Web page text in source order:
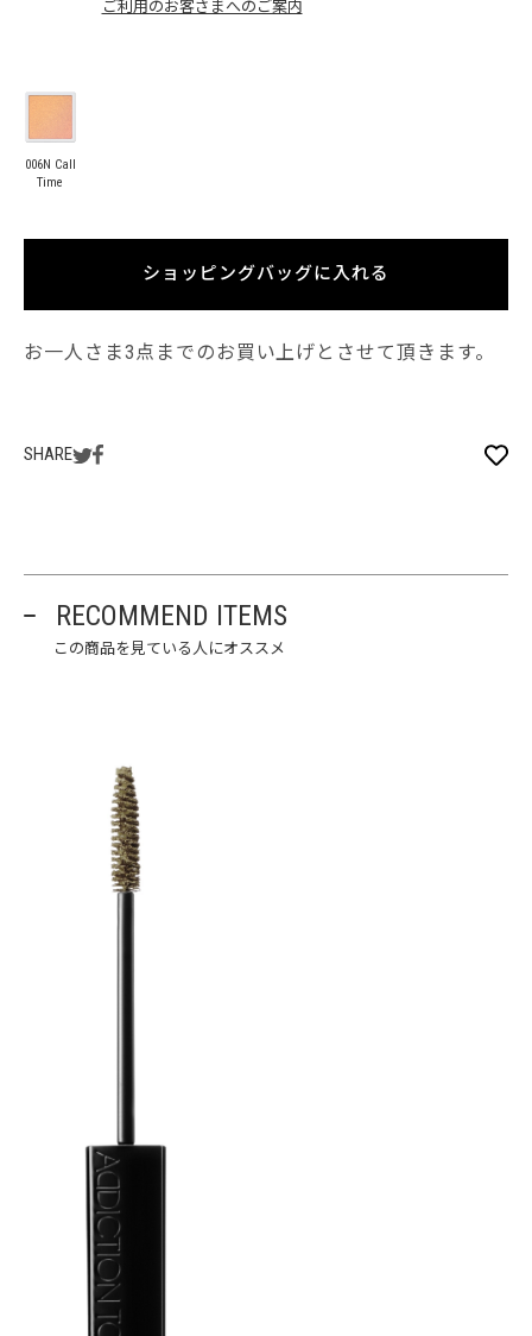
ご利用のお客さまへのご案内
006N Call
Time
ショッピングバッグに入れる
お一人さま3点までのお買い上げとさせて頂きます。
SHARE
RECOMMEND ITEMS
この商品を見ている人にオススメ